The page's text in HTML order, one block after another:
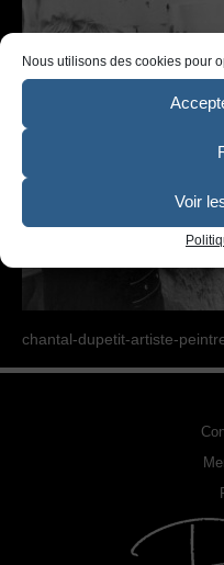
Nous utilisons des cookies pour
Voir
DÉCORATION
SCULPTURE
REPRODUCTION
EXPOSITIONS
PHOTOS DE
chantal-dupetit-artiste-